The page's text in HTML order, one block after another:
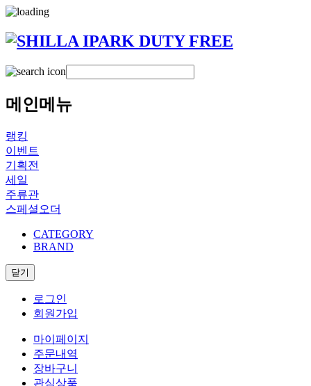
메인메뉴
랭킹
이벤트
기획전
세일
주류관
스페셜오더
CATEGORY
BRAND
닫기
로그인
회원가입
마이페이지
주문내역
장바구니
관심상품